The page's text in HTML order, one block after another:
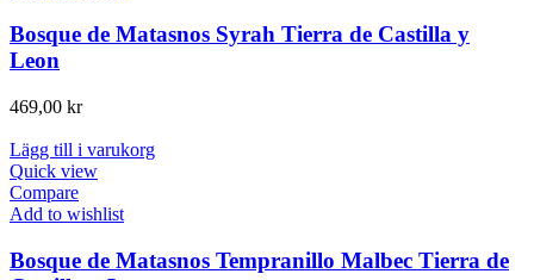
Bosque de Matasnos Syrah Tierra de Castilla y
Leon
469,00 kr
Lägg till i varukorg
Quick view
Compare
Add to wishlist
Bosque de Matasnos Tempranillo Malbec Tierra de